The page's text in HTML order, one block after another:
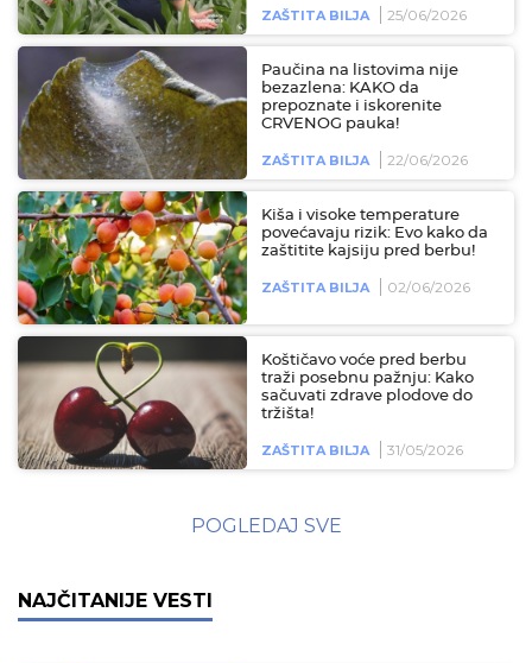
ZAŠTITA BILJA 25/06/2026
Paučina na listovima nije
bezazlena: KAKO da
prepoznate i iskorenite
CRVENOG pauka!
ZAŠTITA BILJA 22/06/2026
Kiša i visoke temperature
povećavaju rizik: Evo kako da
zaštitite kajsiju pred berbu!
ZAŠTITA BILJA 02/06/2026
Koštičavo voće pred berbu
traži posebnu pažnju: Kako
sačuvati zdrave plodove do
tržišta!
ZAŠTITA BILJA 31/05/2026
POGLEDAJ SVE
NAJČITANIJE VESTI